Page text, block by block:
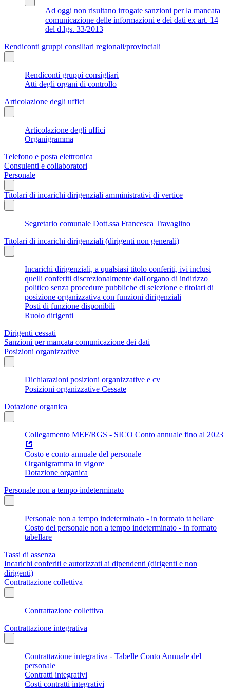
Ad oggi non risultano irrogate sanzioni per la mancata
comunicazione delle informazioni e dei dati ex art. 14
del d.lgs. 33/2013
Rendiconti gruppi consiliari regionali/provinciali
Rendiconti gruppi consigliari
Atti degli organi di controllo
Articolazione degli uffici
Articolazione degli uffici
Organigramma
Telefono e posta elettronica
Consulenti e collaboratori
Personale
Titolari di incarichi dirigenziali amministrativi di vertice
Segretario comunale Dott.ssa Francesca Travaglino
Titolari di incarichi dirigenziali (dirigenti non generali)
Incarichi dirigenziali, a qualsiasi titolo conferiti, ivi inclusi
quelli conferiti discrezionalmente dall'organo di indirizzo
politico senza procedure pubbliche di selezione e titolari di
posizione organizzativa con funzioni dirigenziali
Posti di funzione disponibili
Ruolo dirigenti
Dirigenti cessati
Sanzioni per mancata comunicazione dei dati
Posizioni organizzative
Dichiarazioni posizioni organizzative e cv
Posizioni organizzative Cessate
Dotazione organica
Collegamento MEF/RGS - SICO Conto annuale fino al 2023
Costo e conto annuale del personale
Organigramma in vigore
Dotazione organica
Personale non a tempo indeterminato
Personale non a tempo indeterminato - in formato tabellare
Costo del personale non a tempo indeterminato - in formato
tabellare
Tassi di assenza
Incarichi conferiti e autorizzati ai dipendenti (dirigenti e non
dirigenti)
Contrattazione collettiva
Contrattazione collettiva
Contrattazione integrativa
Contrattazione integrativa - Tabelle Conto Annuale del
personale
Contratti integrativi
Costi contratti integrativi